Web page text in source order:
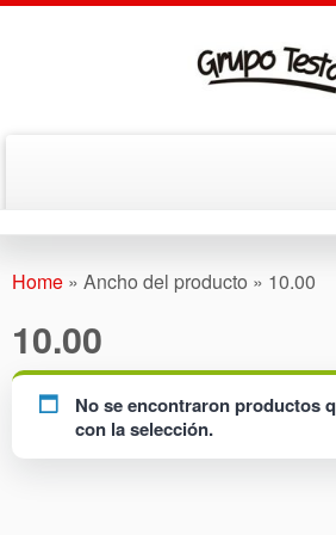
toHome » Ancho del producto » 10.00
10.00
No se encontraron productos
con la selección.